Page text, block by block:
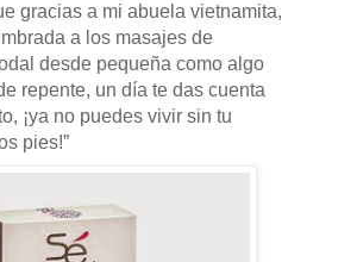
gracias a mi abuela vietnamita,
a los masajes de
desde pequeña como algo
repente, un día te das cuenta
¡ya no puedes vivir sin tu
pies!”